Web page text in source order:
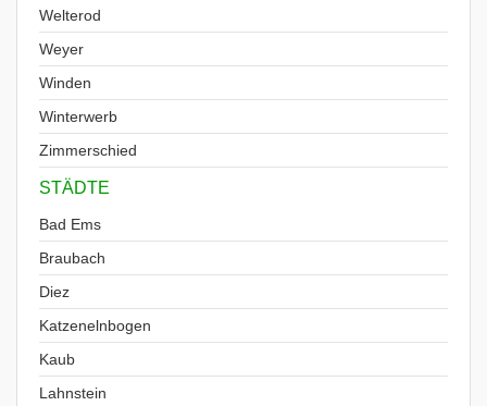
Welterod
Weyer
Winden
Winterwerb
Zimmerschied
STÄDTE
Bad Ems
Braubach
Diez
Katzenelnbogen
Kaub
Lahnstein